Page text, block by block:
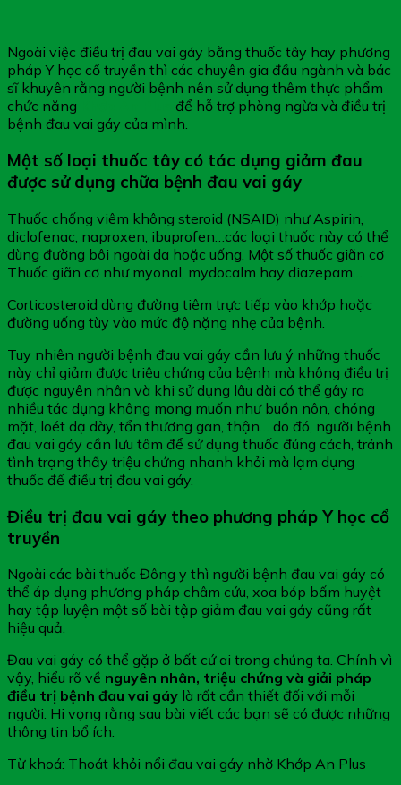
Ngoài việc điều trị đau vai gáy bằng thuốc tây hay phương
pháp Y học cổ truyền thì các chuyên gia đầu ngành và bác
sĩ khuyên rằng người bệnh nên sử dụng thêm thực phẩm
chức năng
để hỗ trợ phòng ngừa và điều trị
bệnh đau vai gáy của mình.
Một số loại thuốc tây có tác dụng giảm đau
được sử dụng chữa bệnh đau vai gáy
Thuốc chống viêm không steroid (NSAID) như Aspirin,
diclofenac, naproxen, ibuprofen…các loại thuốc này có thể
dùng đường bôi ngoài da hoặc uống. Một số thuốc giãn cơ
Thuốc giãn cơ như myonal, mydocalm hay diazepam…
Corticosteroid dùng đường tiêm trực tiếp vào khớp hoặc
đường uống tùy vào mức độ nặng nhẹ của bệnh.
Tuy nhiên người bệnh đau vai gáy cần lưu ý những thuốc
này chỉ giảm được triệu chứng của bệnh mà không điều trị
được nguyên nhân và khi sử dụng lâu dài có thể gây ra
nhiều tác dụng không mong muốn như buồn nôn, chóng
mặt, loét dạ dày, tổn thương gan, thận… do đó, người bệnh
đau vai gáy cần lưu tâm để sử dụng thuốc đúng cách, tránh
tình trạng thấy triệu chứng nhanh khỏi mà lạm dụng
thuốc để điều trị đau vai gáy.
Điều trị đau vai gáy theo phương pháp Y học cổ
truyền
Ngoài các bài thuốc Đông y thì người bệnh đau vai gáy có
thể áp dụng phương pháp châm cứu, xoa bóp bấm huyệt
hay tập luyện một số bài tập giảm đau vai gáy cũng rất
hiệu quả.
Đau vai gáy có thể gặp ở bất cứ ai trong chúng ta. Chính vì
vậy, hiểu rõ về nguyên nhân, triệu chứng và giải pháp
điều trị bệnh đau vai gáy là rất cần thiết đối với mỗi
người. Hi vọng rằng sau bài viết các bạn sẽ có được những
thông tin bổ ích.
Từ khoá: Thoát khỏi nổi đau vai gáy nhờ Khớp An Plus